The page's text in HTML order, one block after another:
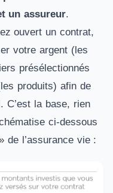
un assureur.
ouvert un contrat,
votre argent (les
présélectionnés
produits) afin de
C’est la base, rien
ci-dessous
de l’assurance vie :